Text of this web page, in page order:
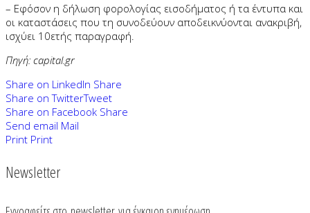
– Εφόσον η δήλωση φορολογίας εισοδήματος ή τα έντυπα και
οι καταστάσεις που τη συνοδεύουν αποδεικνύονται ανακριβή,
ισχύει 10ετής παραγραφή.
Πηγή: capital.gr
Share on LinkedIn Share
Share on TwitterTweet
Share on Facebook Share
Send email Mail
Print Print
Newsletter